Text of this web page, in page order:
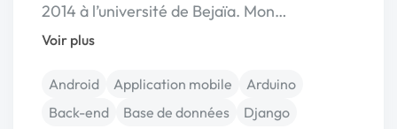
2014 à l’université de Bejaïa. Mon…
Voir plus
Android Application mobile
Arduino
Back-end
Base de données
Django